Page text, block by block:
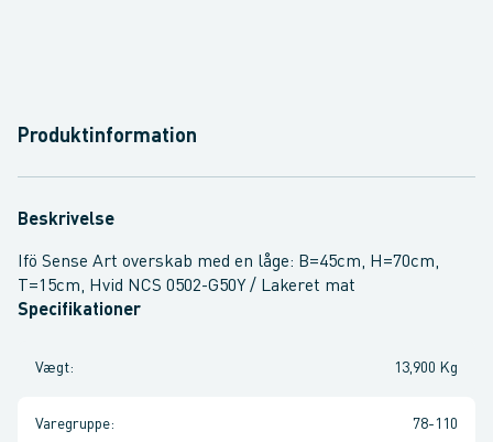
Produktinformation
Beskrivelse
Ifö Sense Art overskab med en låge: B=45cm, H=70cm,
T=15cm, Hvid NCS 0502-G50Y / Lakeret mat
Specifikationer
Vægt: 13,900 Kg
Varegruppe: 78-110